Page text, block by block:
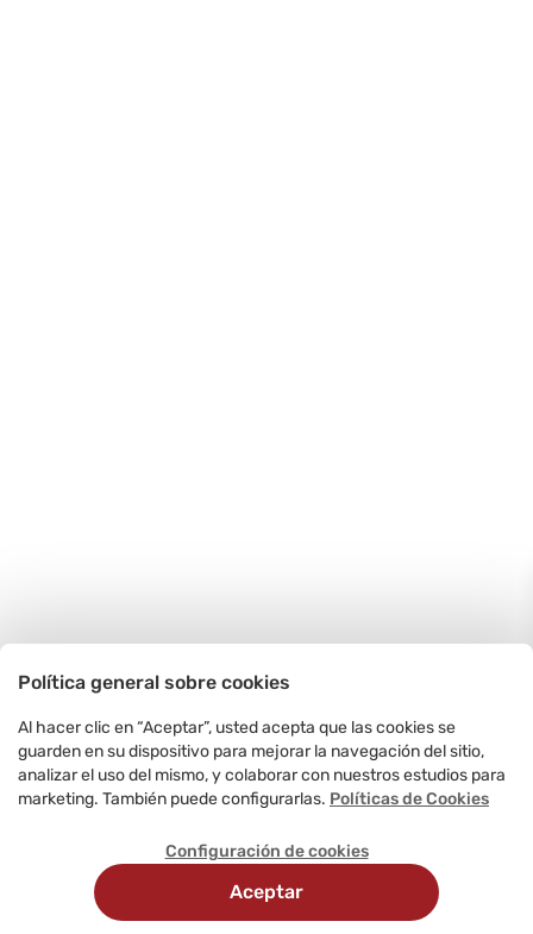
Política general sobre cookies
Al hacer clic en “Aceptar”, usted acepta que las cookies se
guarden en su dispositivo para mejorar la navegación del sitio,
analizar el uso del mismo, y colaborar con nuestros estudios para
marketing. También puede configurarlas. Políticas de Cookies
Configuración de cookies
Aceptar